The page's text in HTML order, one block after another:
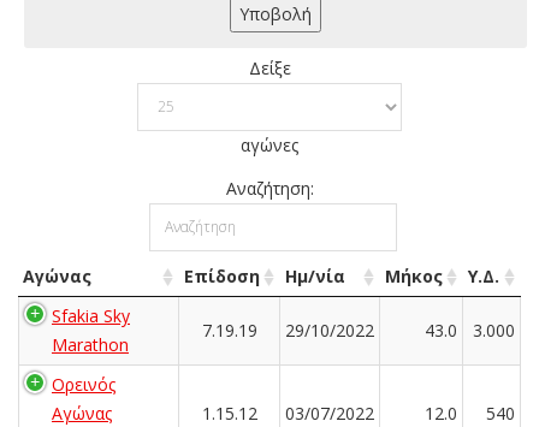
Δείξε
αγώνες
Αναζήτηση:
Αγώνας Επίδοση Ημ/νία Μήκος
Υ.Δ.
Sfakia Sky
Marathon
7.19.19 29/10/2022 43.0 3.000
Ορεινός
Αγώνας
1.15.12 03/07/2022 12.0 540